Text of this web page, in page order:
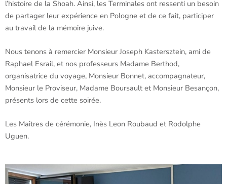
l’histoire de la Shoah. Ainsi, les Terminales ont ressenti un besoin
de partager leur expérience en Pologne et de ce fait, participer
au travail de la mémoire juive.
Nous tenons à remercier Monsieur Joseph Kastersztein, ami de
Raphael Esrail, et nos professeurs Madame Berthod,
organisatrice du voyage, Monsieur Bonnet, accompagnateur,
Monsieur le Proviseur, Madame Boursault et Monsieur Besançon,
présents lors de cette soirée.
Les Maitres de cérémonie, Inès Leon Roubaud et Rodolphe
Uguen.